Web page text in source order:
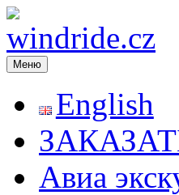
windride.cz
Лётная школа — Полеты на
экстрим. Лётное училище в
Меню
English
Авиа